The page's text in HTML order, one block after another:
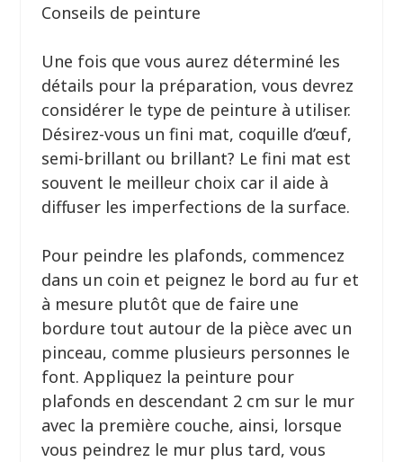
Conseils de peinture
Une fois que vous aurez déterminé les
détails pour la préparation, vous devrez
considérer le type de peinture à utiliser.
Désirez-vous un fini mat, coquille d’œuf,
semi-brillant ou brillant? Le fini mat est
souvent le meilleur choix car il aide à
diffuser les imperfections de la surface.
Pour peindre les plafonds, commencez
dans un coin et peignez le bord au fur et
à mesure plutôt que de faire une
bordure tout autour de la pièce avec un
pinceau, comme plusieurs personnes le
font. Appliquez la peinture pour
plafonds en descendant 2 cm sur le mur
avec la première couche, ainsi, lorsque
vous peindrez le mur plus tard, vous